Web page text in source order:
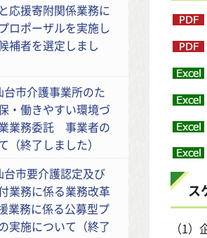
応援寄附関係業務に
ロポーザルを実施し
補者を選定しまし
市介護事業所のた
・働きやすい環境づ
業務委託 事業者の
（終了しました）
市要介護認定及び
業務に係る業務改革
業務に係る公募型プ
実施について（終了
ス
（